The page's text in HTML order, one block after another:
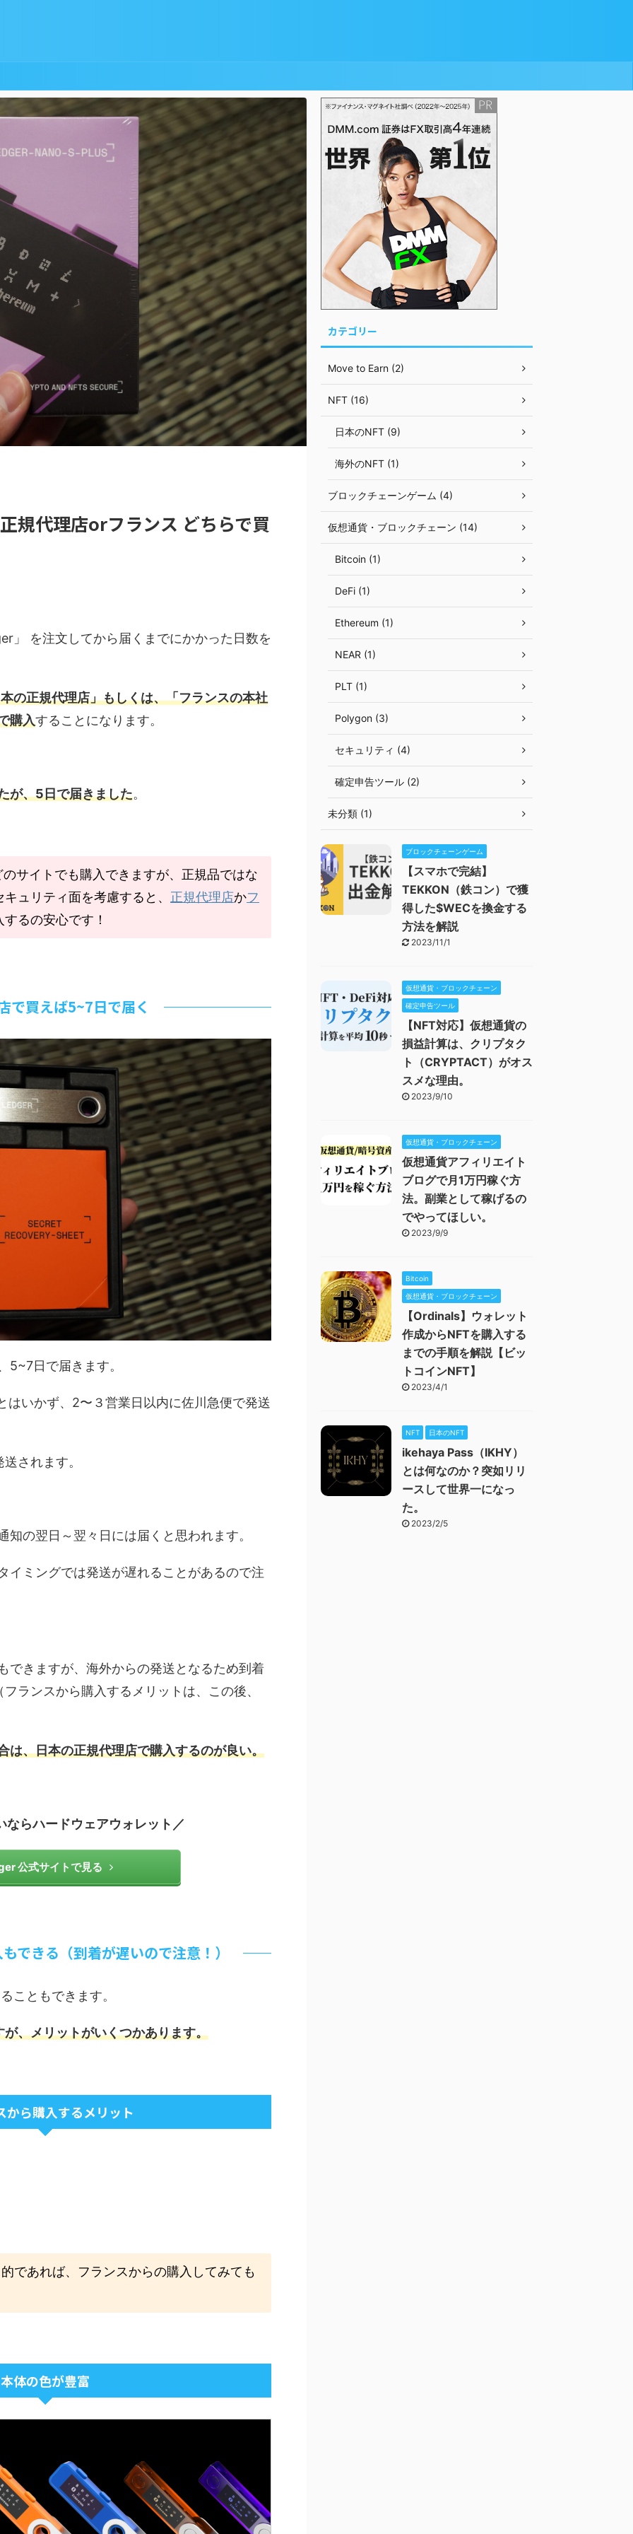
規代理店orフランス どちらで買
」 を注文してから届くまでにかかった日数を
の正規代理店」もしくは、「フランスの本社
購入することになります。
が、5日で届きました。
サイトでも購入できますが、正規品ではな
ュリティ面を考慮すると、 正規代理店かフ
するの安心です！
で買えば5~7日で届く
5~7日で届きます。
いかず、2〜３営業日以内に佐川急便で発送
されます。
の翌日～翌々日には届くと思われます。
イミングでは発送が遅れることがあるので注
できますが、海外からの発送となるため到着
ランスから購入するメリットは、この後、
は、日本の正規代理店で購入するのが良い。
ならハードウェアウォレット／
公式サイトで見る
できる（到着が遅いので注意！）
こともできます。
、メリットがいくつかあります。
から購入するメリット
であれば、フランスからの購入してみても
本体の色が豊富
カテゴリー
Move to Earn (2)
NFT (16)
日本のNFT (9)
海外のNFT (1)
ブロックチェーンゲーム (4)
仮想通貨・ブロックチェーン (14)
Bitcoin (1)
DeFi (1)
Ethereum (1)
NEAR (1)
PLT (1)
Polygon (3)
セキュリティ (4)
確定申告ツール (2)
未分類 (1)
ブロックチェーンゲーム
【スマホで完結】
TEKKON（鉄コン）で獲
得した$WECを換金する
方法を解説
2023/11/1
仮想通貨・ブロックチェーン
確定申告ツール
【NFT対応】仮想通貨の
損益計算は、クリプタク
ト（CRYPTACT）がオス
スメな理由。
2023/9/10
仮想通貨・ブロックチェーン
仮想通貨アフィリエイト
ブログで月1万円稼ぐ方
法。副業として稼げるの
でやってほしい。
2023/9/9
Bitcoin
仮想通貨・ブロックチェーン
【Ordinals】ウォレット
作成からNFTを購入する
までの手順を解説【ビッ
トコインNFT】
2023/4/1
NFT 日本のNFT
ikehaya Pass（IKHY）
とは何なのか？突如リリ
ースして世界一になっ
た。
2023/2/5